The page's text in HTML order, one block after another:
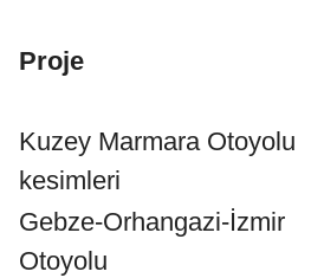
Proje
Kuzey Marmara Otoyolu
kesimleri
Gebze-Orhangazi-İzmir
Otoyolu